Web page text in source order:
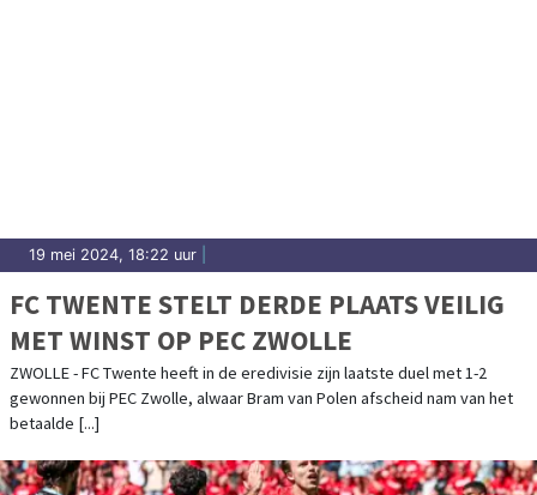
19 mei 2024, 18:22 uur
FC TWENTE STELT DERDE PLAATS VEILIG
MET WINST OP PEC ZWOLLE
ZWOLLE - FC Twente heeft in de eredivisie zijn laatste duel met 1-2
gewonnen bij PEC Zwolle, alwaar Bram van Polen afscheid nam van het
betaalde [...]